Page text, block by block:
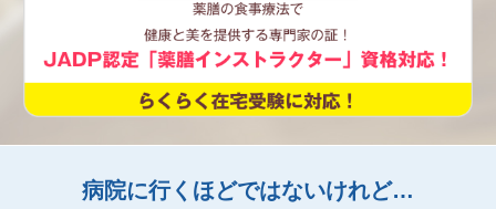
病院に行くほどではないけれど…